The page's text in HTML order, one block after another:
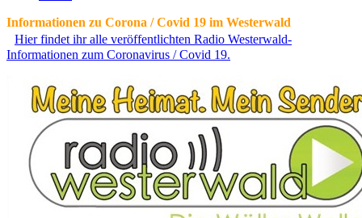
Informationen zu Corona / Covid 19 im Westerwald
Hier findet ihr alle veröffentlichten Radio Westerwald-
Informationen zum Coronavirus / Covid 19.